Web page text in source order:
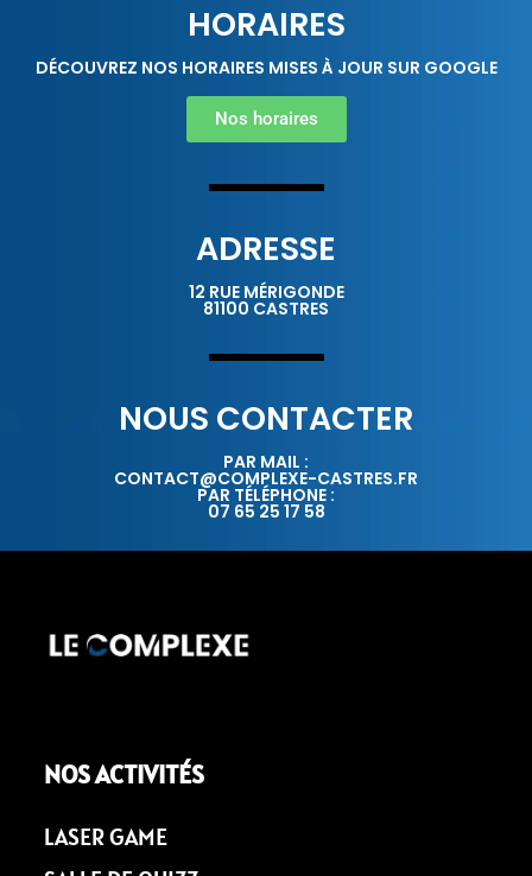
HORAIRES
DÉCOUVREZ NOS HORAIRES MISES À JOUR SUR GOOGLE
Nos horaires
ADRESSE
12 RUE MÉRIGONDE
81100 CASTRES
NOUS CONTACTER
PAR MAIL :
CONTACT@COMPLEXE-CASTRES.FR
PAR TÉLÉPHONE :
07 65 25 17 58
NOS ACTIVITÉS
LASER GAME